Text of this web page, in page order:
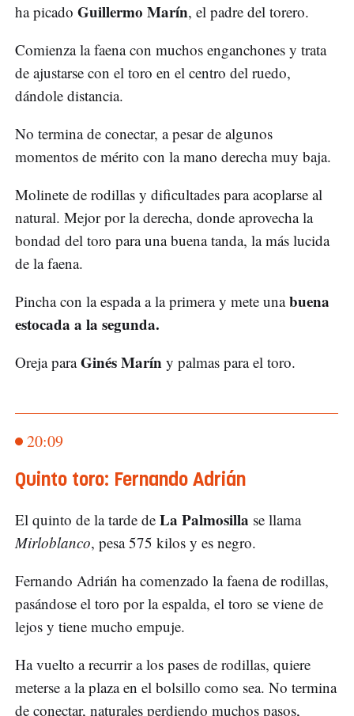
ha picado Guillermo Marín, el padre del torero.
Comienza la faena con muchos enganchones y trata
de ajustarse con el toro en el centro del ruedo,
dándole distancia.
No termina de conectar, a pesar de algunos
momentos de mérito con la mano derecha muy baja.
Molinete de rodillas y dificultades para acoplarse al
natural. Mejor por la derecha, donde aprovecha la
bondad del toro para una buena tanda, la más lucida
de la faena.
Pincha con la espada a la primera y mete unabuena
estocada a la segunda.
Oreja paraGinés Marín y palmas para el toro.
20:09
Quinto toro: Fernando Adrián
El quinto de la tarde de La Palmosilla se llama
Mirloblanco, pesa 575 kilos y es negro.
Fernando Adrián ha comenzado la faena de rodillas,
pasándose el toro por la espalda, el toro se viene de
lejos y tiene mucho empuje.
Ha vuelto a recurrir a los pases de rodillas, quiere
meterse a la plaza en el bolsillo como sea. No termina
de conectar, naturales perdiendo muchos pasos,